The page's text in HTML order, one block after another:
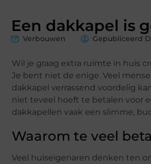
Een dakkapel is
Verbouwen Gepubliceerd
Wil je graag extra ruimte in huis
Je bent niet de enige. Veel
dakkapel verrassend voordelig
niet teveel hoeft te betalen voor
dakkapellen vaak een slimme,
Waarom te veel
Veel huiseigenaren denken ten